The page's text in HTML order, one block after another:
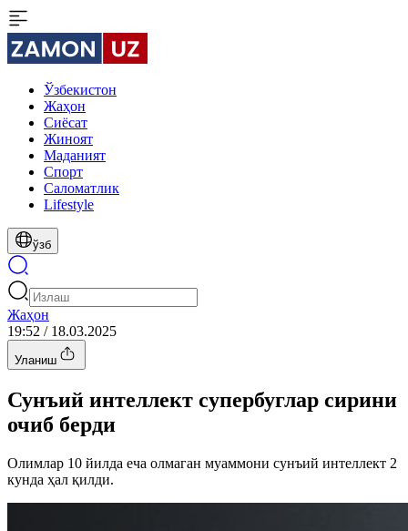
Ўзбекистон
Жаҳон
Сиёсат
Жиноят
Маданият
Спорт
Cаломатлик
Lifestyle
ўзб
Жаҳон
19:52 / 18.03.2025
Уланиш
Сунъий интеллект супербуглар сирини
очиб берди
Олимлар 10 йилда еча олмаган муаммони сунъий интеллект 2
кунда ҳал қилди.